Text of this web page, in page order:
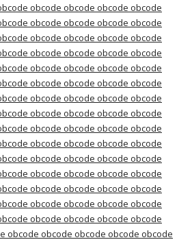
obcode obcode obcode obcode
obcode obcode obcode obcode
obcode obcode obcode obcode
obcode obcode obcode obcode
obcode obcode obcode obcode
obcode obcode obcode obcode
obcode obcode obcode obcode
obcode obcode obcode obcode
obcode obcode obcode obcode
obcode obcode obcode obcode
obcode obcode obcode obcode
obcode obcode obcode obcode
obcode obcode obcode obcode
obcode obcode obcode obcode
obcode obcode obcode obcode
obcode obcode obcode obcode obcode